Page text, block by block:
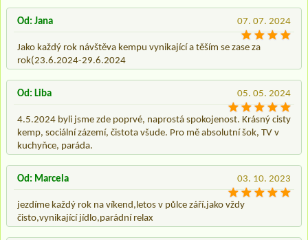
07. 07. 2024
Od: Jana
Jako každý rok návštěva kempu vynikající a těším se zase za
rok(23.6.2024-29.6.2024
05. 05. 2024
Od: Liba
4.5.2024 byli jsme zde poprvé, naprostá spokojenost. Krásný cisty
kemp, sociální zázemí, čistota všude. Pro mě absolutní šok, TV v
kuchyňce, paráda.
03. 10. 2023
Od: Marcela
jezdíme každý rok na víkend,letos v půlce září.jako vždy
čisto,vynikající jídlo,parádní relax